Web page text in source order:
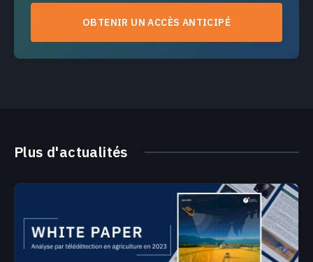
OBTENIR UN ACCÈS ANTICIPÉ
Plus d'actualités